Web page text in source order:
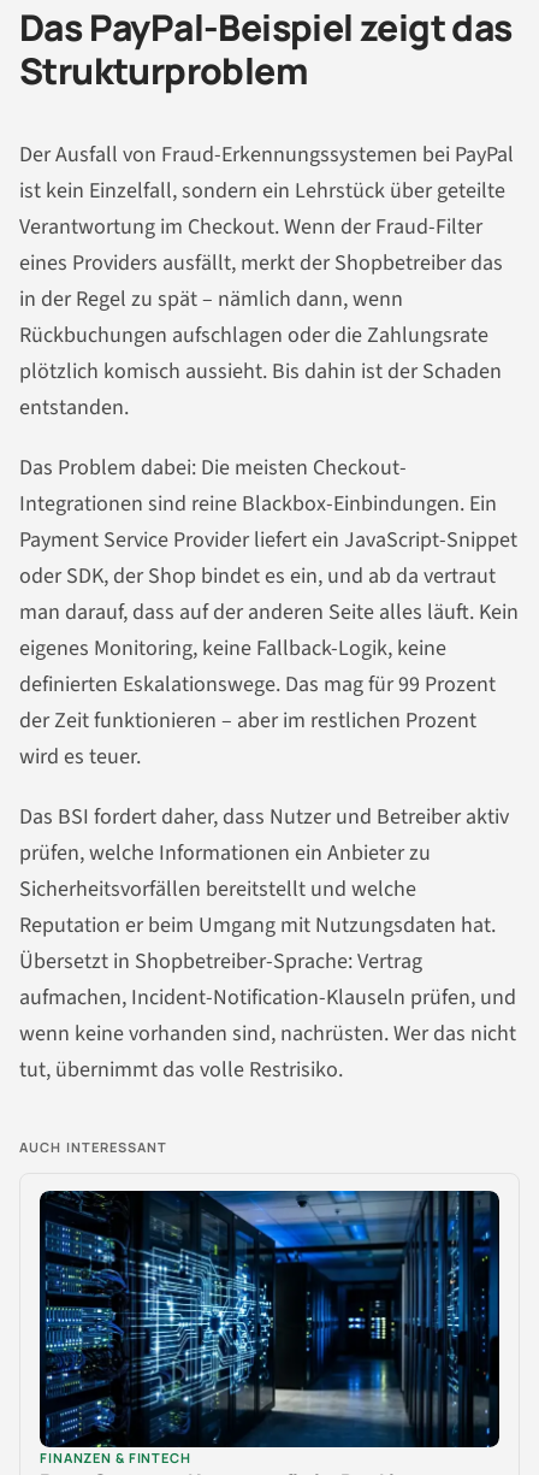
Das PayPal-Beispiel zeigt das
Strukturproblem
Der Ausfall von Fraud-Erkennungssystemen bei PayPal
ist kein Einzelfall, sondern ein Lehrstück über geteilte
Verantwortung im Checkout. Wenn der Fraud-Filter
eines Providers ausfällt, merkt der Shopbetreiber das
in der Regel zu spät – nämlich dann, wenn
Rückbuchungen aufschlagen oder die Zahlungsrate
plötzlich komisch aussieht. Bis dahin ist der Schaden
entstanden.
Das Problem dabei: Die meisten Checkout-
Integrationen sind reine Blackbox-Einbindungen. Ein
Payment Service Provider liefert ein JavaScript-Snippet
oder SDK, der Shop bindet es ein, und ab da vertraut
man darauf, dass auf der anderen Seite alles läuft. Kein
eigenes Monitoring, keine Fallback-Logik, keine
definierten Eskalationswege. Das mag für 99 Prozent
der Zeit funktionieren – aber im restlichen Prozent
wird es teuer.
Das BSI fordert daher, dass Nutzer und Betreiber aktiv
prüfen, welche Informationen ein Anbieter zu
Sicherheitsvorfällen bereitstellt und welche
Reputation er beim Umgang mit Nutzungsdaten hat.
Übersetzt in Shopbetreiber-Sprache: Vertrag
aufmachen, Incident-Notification-Klauseln prüfen, und
wenn keine vorhanden sind, nachrüsten. Wer das nicht
tut, übernimmt das volle Restrisiko.
AUCH INTERESSANT
FINANZEN & FINTECH